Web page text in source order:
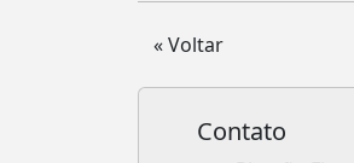
« Voltar
Contato